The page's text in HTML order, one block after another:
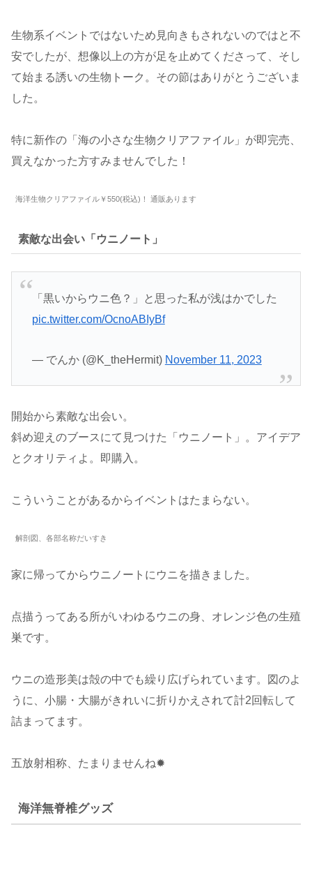
生物系イベントではないため見向きもされないのではと不
安でしたが、想像以上の方が足を止めてくださって、そし
て始まる誘いの生物トーク。その節はありがとうございま
した。
特に新作の「海の小さな生物クリアファイル」が即完売、
買えなかった方すみませんでした！
海洋生物クリアファイル￥550(税込)！ 通販あります
素敵な出会い「ウニノート」
「黒いからウニ色？」と思った私が浅はかでした
pic.twitter.com/OcnoABIyBf
— でんか (@K_theHermit) November 11, 2023
開始から素敵な出会い。
斜め迎えのブースにて見つけた「ウニノート」。アイデア
とクオリティよ。即購入。
こういうことがあるからイベントはたまらない。
解剖図、各部名称だいすき
家に帰ってからウニノートにウニを描きました。
点描うってある所がいわゆるウニの身、オレンジ色の生殖
巣です。
ウニの造形美は殻の中でも繰り広げられています。図のよ
うに、小腸・大腸がきれいに折りかえされて計2回転して
詰まってます。
五放射相称、たまりませんね✹
海洋無脊椎グッズ